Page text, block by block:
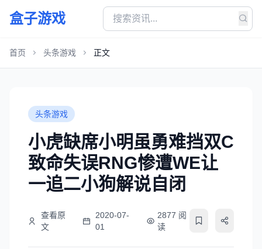
盒子游戏
首页 头条游戏 正文
头条游戏
小虎缺席小明虽勇难挡双C
致命失误RNG惨遭WE让
一追二小狗解说自闭
查看原
文
2020-07-
01
2877 阅
读